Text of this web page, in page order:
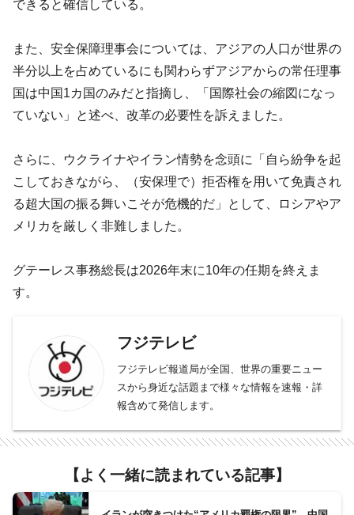
できると確信している。
また、安全保障理事会については、アジアの人口が世界の
半分以上を占めているにも関わらずアジアからの常任理事
国は中国1カ国のみだと指摘し、「国際社会の縮図になっ
ていない」と述べ、改革の必要性を訴えました。
さらに、ウクライナやイラン情勢を念頭に「自ら紛争を起
こしておきながら、（安保理で）拒否権を用いて免責され
る超大国の振る舞いこそが危機的だ」として、ロシアやア
メリカを厳しく非難しました。
グテーレス事務総長は2026年末に10年の任期を終えま
す。
フジテレビ
フジテレビ報道局が全国、世界の重要ニュー
スから身近な話題まで様々な情報を速報・詳
報含めて発信します。
【よく一緒に読まれている記事】